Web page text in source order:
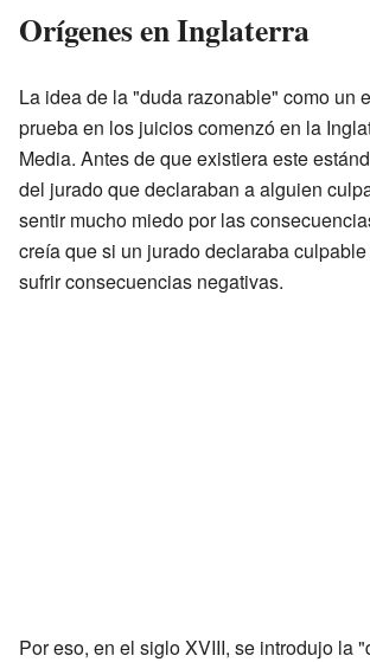
Orígenes en Inglaterra
La idea de la "duda razonable" como un
prueba en los juicios comenzó en la
Media. Antes de que existiera este
del jurado que declaraban a alguien
sentir mucho miedo por las
creía que si un jurado declaraba
sufrir consecuencias negativas.
Por eso, en el siglo XVIII, se introdujo la